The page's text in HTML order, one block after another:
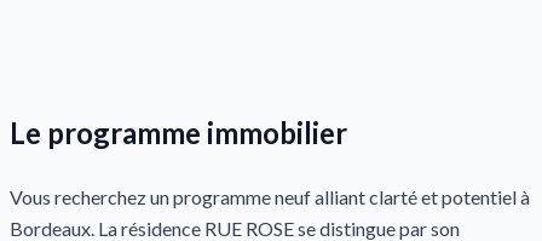
Le programme immobilier
Vous recherchez un programme neuf alliant clarté et potentiel à
Bordeaux. La résidence RUE ROSE se distingue par son